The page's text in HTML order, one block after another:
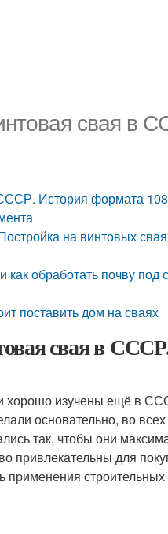
свая в
История формата
на винтовых
обработать почву
поставить дом на сваях
свая в
хорошо изучены ещё в
основательно, во всех
так, чтобы они
привлекательны для
строительных